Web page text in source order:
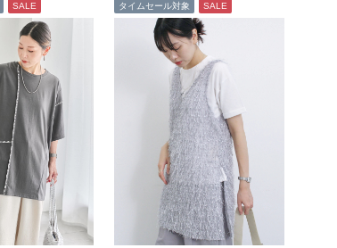
SALE タイムセール対象 SALE